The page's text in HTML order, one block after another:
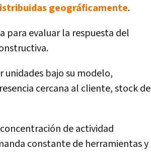
geográficamente.
para evaluar la respuesta del
unidades bajo su modelo,
cercana al cliente, stock de
de actividad
constante de herramientas y